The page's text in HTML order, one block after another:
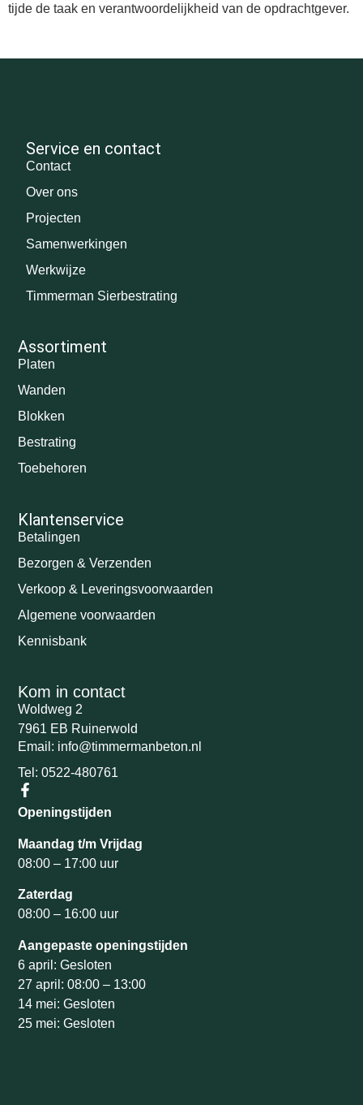
tijde de taak en verantwoordelijkheid van de opdrachtgever.
Service en contact
Contact
Over ons
Projecten
Samenwerkingen
Werkwijze
Timmerman Sierbestrating
Assortiment
Platen
Wanden
Blokken
Bestrating
Toebehoren
Klantenservice
Betalingen
Bezorgen & Verzenden
Verkoop & Leveringsvoorwaarden
Algemene voorwaarden
Kennisbank
Kom in contact
Woldweg 2
7961 EB Ruinerwold
Email: info@timmermanbeton.nl
Tel: 0522-480761
Openingstijden
Maandag t/m Vrijdag
08:00 – 17:00 uur
Zaterdag
08:00 – 16:00 uur
Aangepaste openingstijden
6 april: Gesloten
27 april: 08:00 – 13:00
14 mei: Gesloten
25 mei: Gesloten